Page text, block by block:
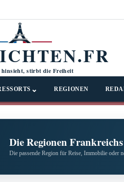
hinsieht, stirbt die Freiheit
⌄ REGIONEN
Die Regionen
Die passende Region für Reise, Immobilie oder